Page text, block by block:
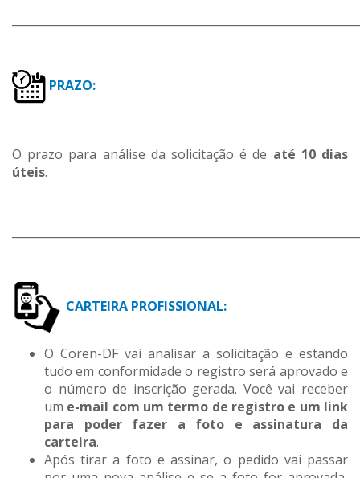
PRAZO:
O prazo para análise da solicitação é de até 10 dias
úteis.
CARTEIRA PROFISSIONAL:
O Coren-DF vai analisar a solicitação e estando
tudo em conformidade o registro será aprovado e
o número de inscrição gerada. Você vai receber
um e-mail com um termo de registro e um link
para poder fazer a foto e assinatura da
carteira.
Após tirar a foto e assinar, o pedido vai passar